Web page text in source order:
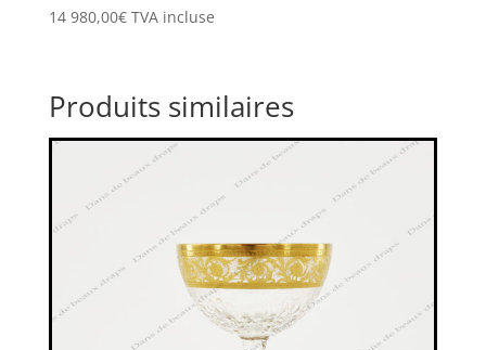
14 980,00€ TVA incluse
Produits similaires